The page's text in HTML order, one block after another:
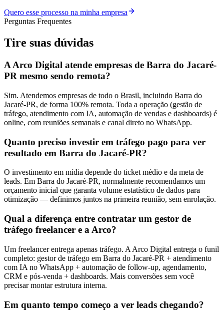
Quero esse processo na minha empresa
Perguntas Frequentes
Tire suas dúvidas
A Arco Digital atende empresas de Barra do Jacaré-
PR mesmo sendo remota?
Sim. Atendemos empresas de todo o Brasil, incluindo Barra do
Jacaré-PR, de forma 100% remota. Toda a operação (gestão de
tráfego, atendimento com IA, automação de vendas e dashboards) é
online, com reuniões semanais e canal direto no WhatsApp.
Quanto preciso investir em tráfego pago para ver
resultado em Barra do Jacaré-PR?
O investimento em mídia depende do ticket médio e da meta de
leads. Em Barra do Jacaré-PR, normalmente recomendamos um
orçamento inicial que garanta volume estatístico de dados para
otimização — definimos juntos na primeira reunião, sem enrolação.
Qual a diferença entre contratar um gestor de
tráfego freelancer e a Arco?
Um freelancer entrega apenas tráfego. A Arco Digital entrega o funil
completo: gestor de tráfego em Barra do Jacaré-PR + atendimento
com IA no WhatsApp + automação de follow-up, agendamento,
CRM e pós-venda + dashboards. Mais conversões sem você
precisar montar estrutura interna.
Em quanto tempo começo a ver leads chegando?